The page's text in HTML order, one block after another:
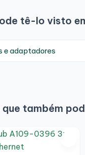
tê-lo visto
e adaptadores
que também